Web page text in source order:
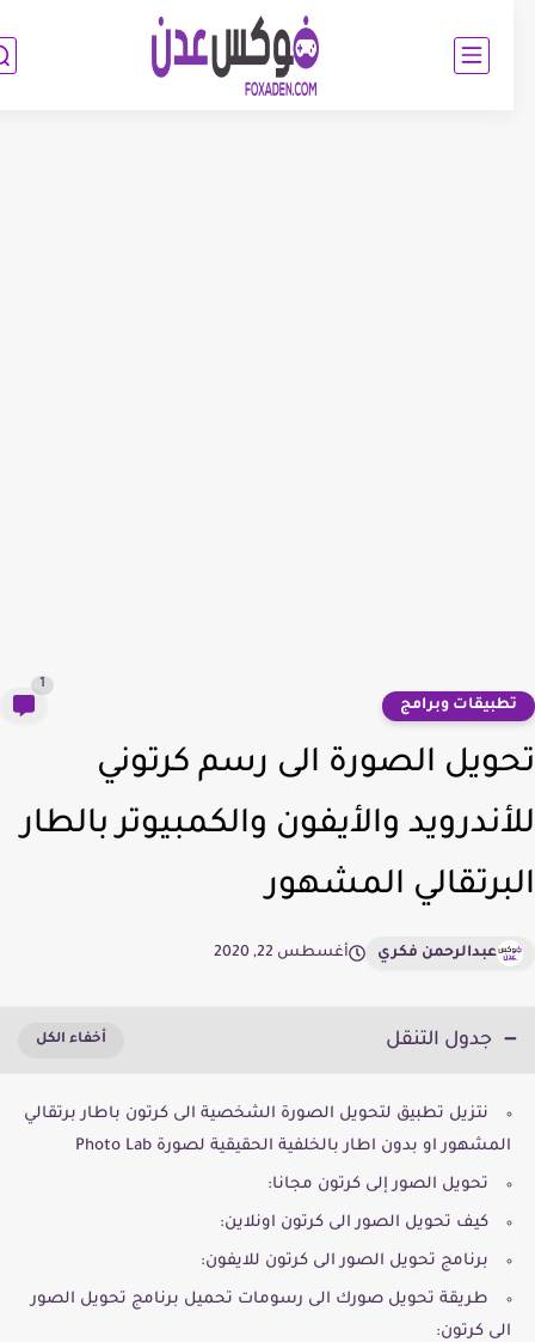
وبرامج
الصورة الى رسم كرتوني
والأيفون والكمبيوتر بالطار
المشهور
عبدالرحمن فكري أغسطس 22, 2020
جدول التنقل
نتزيل تطبيق لتحويل الصورة الشخصية الى كرتون باطار برتقالي
المشهور او بدون اطار بالخلفية الحقيقية لصورة Photo Lab
تحويل الصور إلى كرتون مجانا:
كيف تحويل الصور الى كرتون اونلاين:
برنامج تحويل الصور الى كرتون للايفون:
طريقة تحويل صورك الى رسومات تحميل برنامج تحويل الصور
الى كرتون: